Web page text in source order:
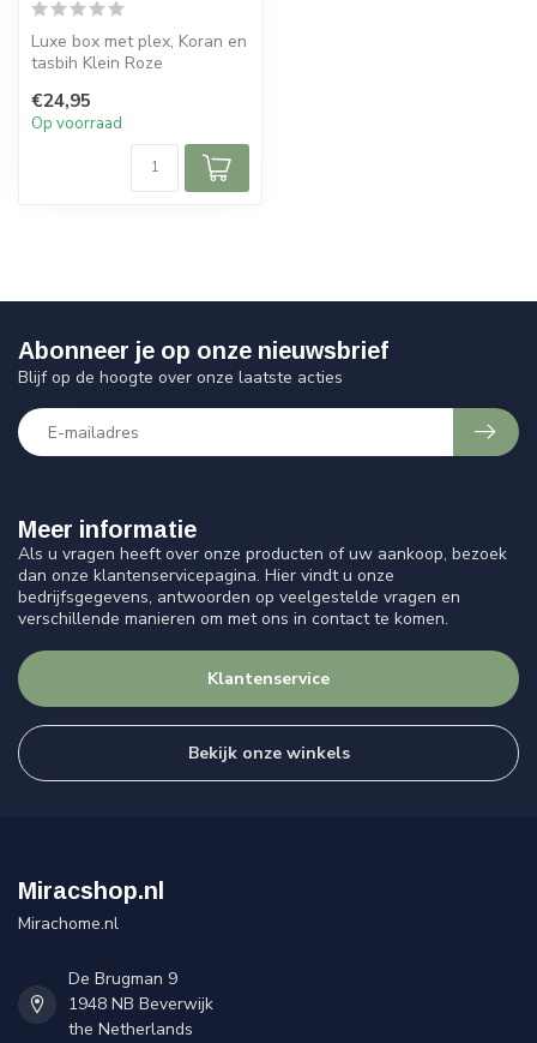
Luxe box met plex, Koran en
tasbih Klein Roze
(lxb)
...
€24,95
Op voorraad
Meer informatie
Als u vragen heeft over onze producten of uw aankoop, bezoek
dan onze klantenservicepagina. Hier vindt u onze
bedrijfsgegevens, antwoorden op veelgestelde vragen en
verschillende manieren om met ons in contact te komen.
Klantenservice
Bekijk onze winkels
Abonneer je op onze nieuwsbrief
Blijf op de hoogte over onze laatste acties
Miracshop.nl
Mirachome.nl
De Brugman 9
1948 NB Beverwijk
the Netherlands